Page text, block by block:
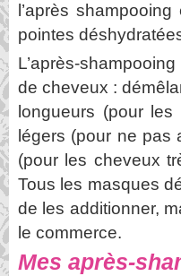
l’après
pointes
L’après-
de cheveux :
longueurs (pour
légers (pour ne pas
(pour les cheveux
Tous les masques
de les additionner,
le commerce.
Mes après-